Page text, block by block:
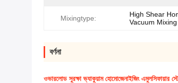
Mixingtype:
High Shear
Vacuum Mixing
বর্ণনা
ওভারলোড সুরক্ষা ভ্যাকুয়াম হোমোজেনাইজিং